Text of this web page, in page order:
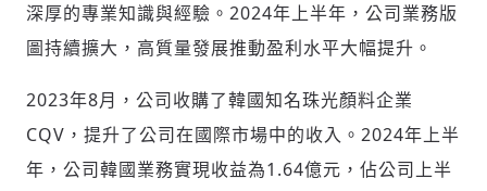
深厚的專業知識與經驗。2024年上半年，公司業務版
圖持續擴大，高質量發展推動盈利水平大幅提升。
2023年8月，公司收購了韓國知名珠光顏料企業
CQV，提升了公司在國際市場中的收入。2024年上半
年，公司韓國業務實現收益為1.64億元， 佔公司上半